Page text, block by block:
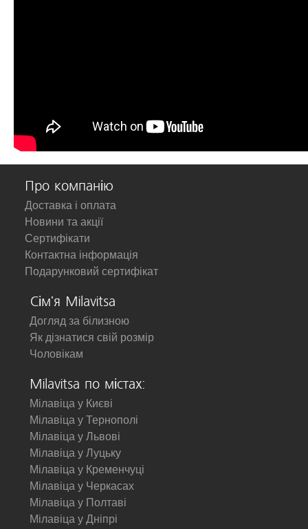
Про компанію
Доставка і оплата
Новини та акції
Сертифікати
Контактна інформація
Подарунковий сертифікат
Сім'я Milavitsa
Догляд за білизною
Як дізнатися свій розмір
Чоловікам
Milavitsa по містах:
Мілавіца у Києві
Мілавіца у Тернополі
Мілавіца у Львові
Мілавіца у Луцьку
Мілавіца у Кременчуці
Мілавіца у Черкасах
Мілавіца у Полтаві
Мілавіца у Дніпрі